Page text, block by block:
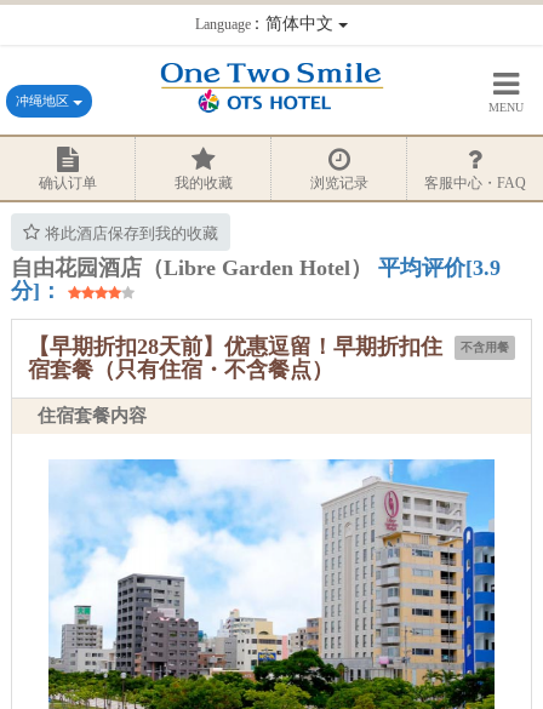
Language：简体中文
冲绳地区 MENU
确认订单 我的收藏 浏览记录 客服中心・FAQ
将此酒店保存到我的收藏
自由花园酒店（Libre Garden Hotel） 平均评价[3.9
分]：
不含用餐
【早期折扣28天前】优惠逗留！早期折扣住
宿套餐（只有住宿・不含餐点）
住宿套餐内容